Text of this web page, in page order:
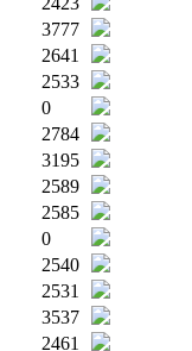
3777
2641
2533
0
2784
3195
2589
2585
0
2540
2531
3537
2461